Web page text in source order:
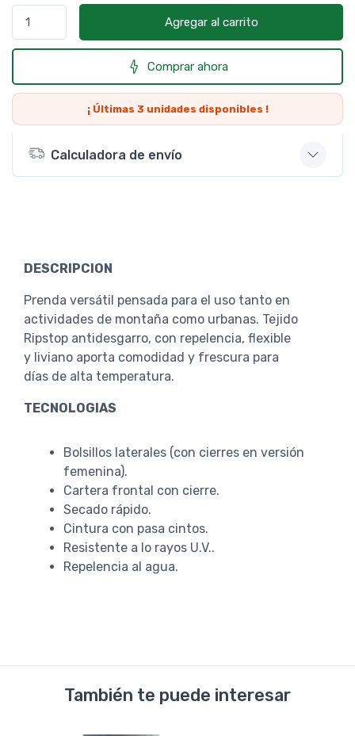
Agregar al carrito
Comprar ahora
¡ Últimas 3 unidades disponibles !
Calculadora de envío
DESCRIPCION
Prenda versátil pensada para el uso tanto en
actividades de montaña como urbanas. Tejido
Ripstop antidesgarro, con repelencia, flexible
y liviano aporta comodidad y frescura para
días de alta temperatura.
TECNOLOGIAS
Bolsillos laterales (con cierres en versión
femenina).
Cartera frontal con cierre.
Secado rápido.
Cintura con pasa cintos.
Resistente a lo rayos U.V..
Repelencia al agua.
También te puede interesar